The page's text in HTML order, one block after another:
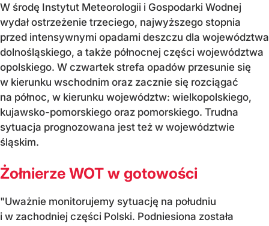
W środę Instytut Meteorologii i Gospodarki Wodnej
wydał ostrzeżenie trzeciego, najwyższego stopnia
przed intensywnymi opadami deszczu dla województwa
dolnośląskiego, a także północnej części województwa
opolskiego. W czwartek strefa opadów przesunie się
w kierunku wschodnim oraz zacznie się rozciągać
na północ, w kierunku województw: wielkopolskiego,
kujawsko-pomorskiego oraz pomorskiego. Trudna
sytuacja prognozowana jest też w województwie
śląskim.
Żołnierze WOT w gotowości
"Uważnie monitorujemy sytuację na południu
i w zachodniej części Polski. Podniesiona została